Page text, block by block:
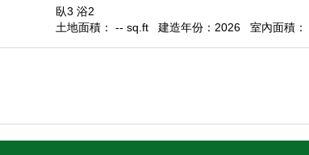
臥3 浴2
土地面積： -- sq.ft
建造年份：2026 室內面積